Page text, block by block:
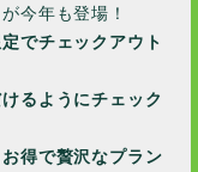
今年も登場！
でチェックアウト
るようにチェック
得で贅沢なプラン